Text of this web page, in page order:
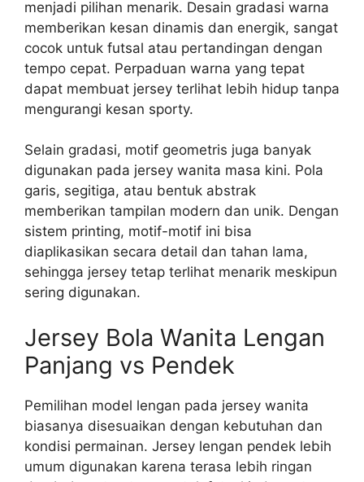
menjadi pilihan menarik. Desain gradasi warna
memberikan kesan dinamis dan energik, sangat
cocok untuk futsal atau pertandingan dengan
tempo cepat. Perpaduan warna yang tepat
dapat membuat jersey terlihat lebih hidup tanpa
mengurangi kesan sporty.
Selain gradasi, motif geometris juga banyak
digunakan pada jersey wanita masa kini. Pola
garis, segitiga, atau bentuk abstrak
memberikan tampilan modern dan unik. Dengan
sistem printing, motif-motif ini bisa
diaplikasikan secara detail dan tahan lama,
sehingga jersey tetap terlihat menarik meskipun
sering digunakan.
Jersey Bola Wanita Lengan
Panjang vs Pendek
Pemilihan model lengan pada jersey wanita
biasanya disesuaikan dengan kebutuhan dan
kondisi permainan. Jersey lengan pendek lebih
umum digunakan karena terasa lebih ringan